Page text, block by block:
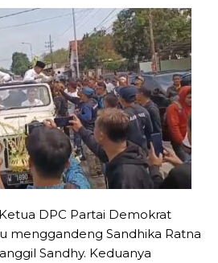
DPC Partai Demokrat
menggandeng Sandhika Ratna
Sandhy. Keduanya